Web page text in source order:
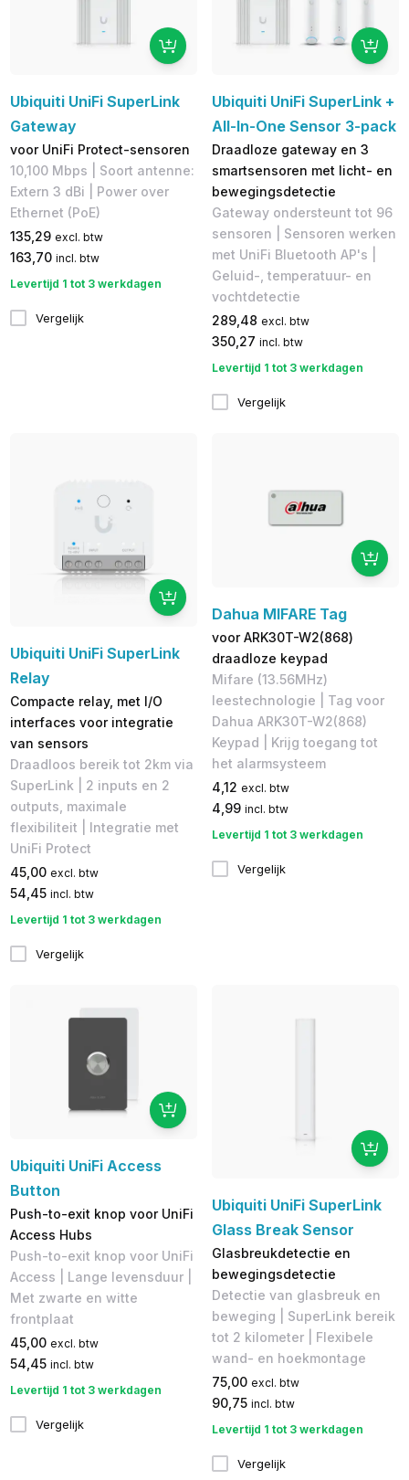
Ubiquiti UniFi SuperLink
Gateway
voor UniFi Protect-sensoren
10,100 Mbps | Soort antenne:
Extern 3 dBi | Power over
Ethernet (PoE)
135,29 excl. btw
163,70 incl. btw
Levertijd 1 tot 3 werkdagen
Vergelijk
Ubiquiti UniFi SuperLink +
All-In-One Sensor 3-pack
Draadloze gateway en 3
smartsensoren met licht- en
bewegingsdetectie
Gateway ondersteunt tot 96
sensoren | Sensoren werken
met UniFi Bluetooth AP's |
Geluid-, temperatuur- en
vochtdetectie
289,48 excl. btw
350,27 incl. btw
Levertijd 1 tot 3 werkdagen
Vergelijk
Ubiquiti UniFi SuperLink
Relay
Compacte relay, met I/O
interfaces voor integratie
van sensors
Draadloos bereik tot 2km via
SuperLink | 2 inputs en 2
outputs, maximale
flexibiliteit | Integratie met
UniFi Protect
45,00 excl. btw
54,45 incl. btw
Levertijd 1 tot 3 werkdagen
Vergelijk
Dahua MIFARE Tag
voor ARK30T-W2(868)
draadloze keypad
Mifare (13.56MHz)
leestechnologie | Tag voor
Dahua ARK30T-W2(868)
Keypad | Krijg toegang tot
het alarmsysteem
4,12 excl. btw
4,99 incl. btw
Levertijd 1 tot 3 werkdagen
Vergelijk
Ubiquiti UniFi Access
Button
Push-to-exit knop voor UniFi
Access Hubs
Push-to-exit knop voor UniFi
Access | Lange levensduur |
Met zwarte en witte
frontplaat
45,00 excl. btw
54,45 incl. btw
Levertijd 1 tot 3 werkdagen
Vergelijk
Ubiquiti UniFi SuperLink
Glass Break Sensor
Glasbreukdetectie en
bewegingsdetectie
Detectie van glasbreuk en
beweging | SuperLink bereik
tot 2 kilometer | Flexibele
wand- en hoekmontage
75,00 excl. btw
90,75 incl. btw
Levertijd 1 tot 3 werkdagen
Vergelijk